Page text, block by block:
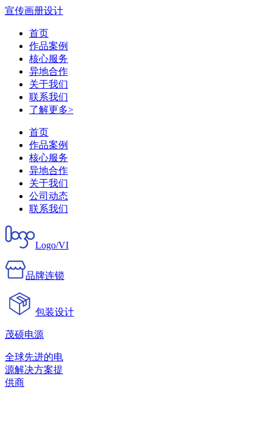
宣传画册设计
首页
作品案例
核心服务
异地合作
关于我们
联系我们
了解更多>
首页
作品案例
核心服务
异地合作
关于我们
公司动态
联系我们
Logo/VI
品牌连锁
包装设计
茂硕电源
全球先进的电
源解决方案提
供商